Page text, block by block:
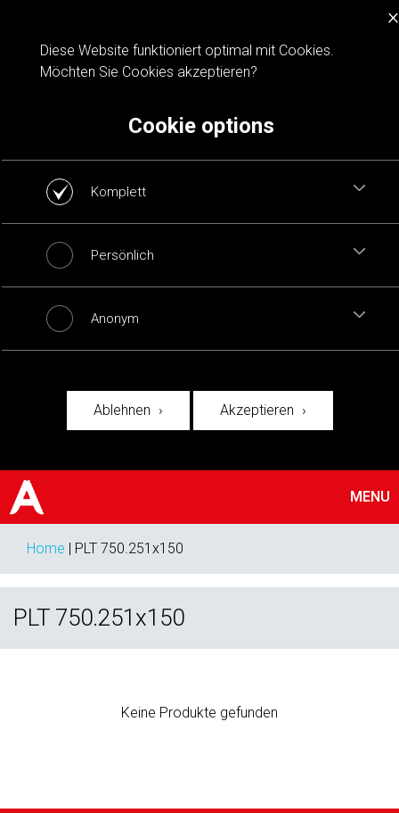
Cookie notification
×
Diese Website funktioniert optimal mit Cookies.
Möchten Sie Cookies akzeptieren?
Cookie options
Komplett
Persönlich
Anonym
Ablehnen Akzeptieren
MENU
Home | PLT 750.251x150
PLT 750.251x150
Keine Produkte gefunden